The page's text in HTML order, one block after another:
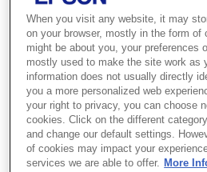
Serial, NES,
PSU, No
Best for kiosk
integrators who
receipt printer
connectivity.
When you visit any website, it may
on your browser, mostly in the form of
might be about you, your preferences
mostly used to make the site work as
information does not usually directly
you a more personalized web
your right to privacy, you can choose
cookies. Click on the different
and change our default settings.
of cookies may impact your
services we are able to offer.
More